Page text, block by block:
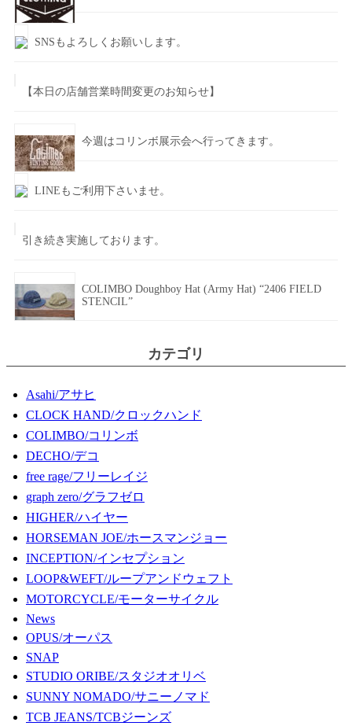
SNSもよろしくお願いします。
【本日の店舗営業時間変更のお知らせ】
今週はコリンボ展示会へ行ってきます。
LINEもご利用下さいませ。
引き続き実施しております。
COLIMBO Doughboy Hat (Army Hat) “2406 FIELD
STENCIL”
カテゴリ
Asahi/アサヒ
CLOCK HAND/クロックハンド
COLIMBO/コリンボ
DECHO/デコ
free rage/フリーレイジ
graph zero/グラフゼロ
HIGHER/ハイヤー
HORSEMAN JOE/ホースマンジョー
INCEPTION/インセプション
LOOP&WEFT/ループアンドウェフト
MOTORCYCLE/モーターサイクル
News
OPUS/オーパス
SNAP
STUDIO ORIBE/スタジオオリベ
SUNNY NOMADO/サニーノマド
TCB JEANS/TCBジーンズ